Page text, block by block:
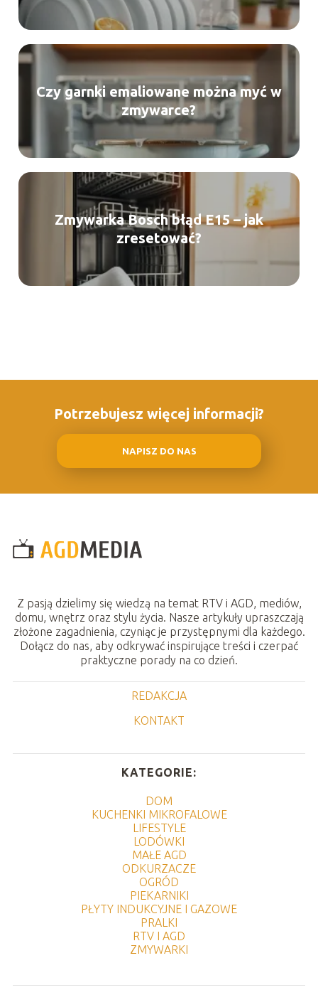
Czy garnki emaliowane można myć w
zmywarce?
Zmywarka Bosch błąd E15 – jak
zresetować?
Potrzebujesz więcej informacji?
NAPISZ DO NAS
Z pasją dzielimy się wiedzą na temat RTV i AGD, mediów,
domu, wnętrz oraz stylu życia. Nasze artykuły upraszczają
złożone zagadnienia, czyniąc je przystępnymi dla każdego.
Dołącz do nas, aby odkrywać inspirujące treści i czerpać
praktyczne porady na co dzień.
REDAKCJA
KONTAKT
KATEGORIE:
DOM
KUCHENKI MIKROFALOWE
LIFESTYLE
LODÓWKI
MAŁE AGD
ODKURZACZE
OGRÓD
PIEKARNIKI
PŁYTY INDUKCYJNE I GAZOWE
PRALKI
RTV I AGD
ZMYWARKI